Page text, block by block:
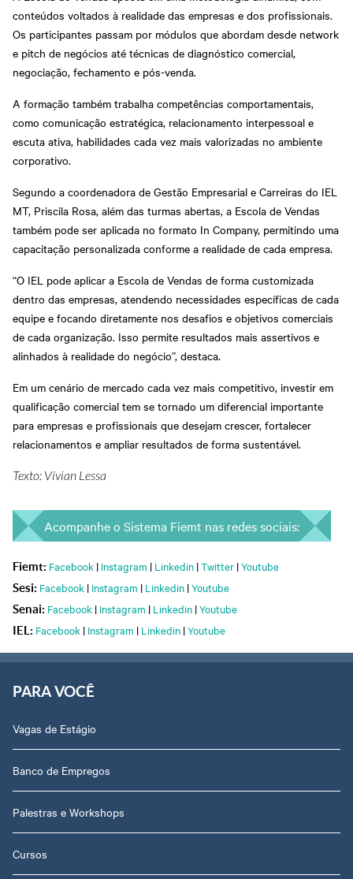
conteúdos voltados à realidade das empresas e dos profissionais.
Os participantes passam por módulos que abordam desde network
e pitch de negócios até técnicas de diagnóstico comercial,
negociação, fechamento e pós-venda.
A formação também trabalha competências comportamentais,
como comunicação estratégica, relacionamento interpessoal e
escuta ativa, habilidades cada vez mais valorizadas no ambiente
corporativo.
Segundo a coordenadora de Gestão Empresarial e Carreiras do IEL
MT, Priscila Rosa, além das turmas abertas, a Escola de Vendas
também pode ser aplicada no formato In Company, permitindo uma
capacitação personalizada conforme a realidade de cada empresa.
“O IEL pode aplicar a Escola de Vendas de forma customizada
dentro das empresas, atendendo necessidades específicas de cada
equipe e focando diretamente nos desafios e objetivos comerciais
de cada organização. Isso permite resultados mais assertivos e
alinhados à realidade do negócio”, destaca.
Em um cenário de mercado cada vez mais competitivo, investir em
qualificação comercial tem se tornado um diferencial importante
para empresas e profissionais que desejam crescer, fortalecer
relacionamentos e ampliar resultados de forma sustentável.
Texto: Vívian Lessa
Acompanhe o Sistema Fiemt nas redes sociais:
Fiemt: Facebook | Instagram | Linkedin |Twitter |Youtube
Sesi: Facebook | Instagram | Linkedin |Youtube
Senai: Facebook | Instagram | Linkedin |Youtube
IEL: Facebook | Instagram | Linkedin |Youtube
PARA VOCÊ
Vagas de Estágio
Banco de Empregos
Palestras e Workshops
Cursos